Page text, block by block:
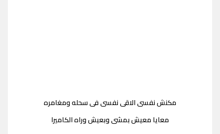
مكنش نفسى الاقى نفسى فى سحله ومغامره
معايا معيش بمشى وبعيش وراه الكاميرا